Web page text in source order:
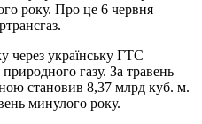
року. Про це 6 червня
через українську ГТС
газу. За травень
становив 8,37 млрд куб. м.
минулого року.